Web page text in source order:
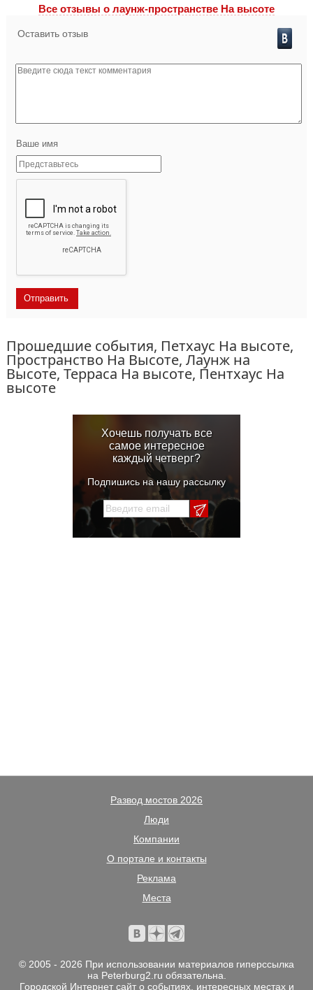
Все отзывы o лаунж-пространстве На высоте
Оставить отзыв
Ваше имя
Прошедшие события, Петхаус На высоте,
Пространство На Высоте, Лаунж на
Высоте, Терраса На высоте, Пентхаус На
высоте
Хочешь получать все
самое интересное
каждый четверг?
Подпишись на нашу рассылку
Развод мостов 2026
Люди
Компании
О портале и контакты
Реклама
Места
© 2005 - 2026 При использовании материалов гиперссылка
на Peterburg2.ru обязательна.
Городской Интернет сайт о событиях, интересных местах и